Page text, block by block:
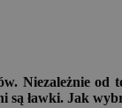
Niezależnie od
ławki. Jak